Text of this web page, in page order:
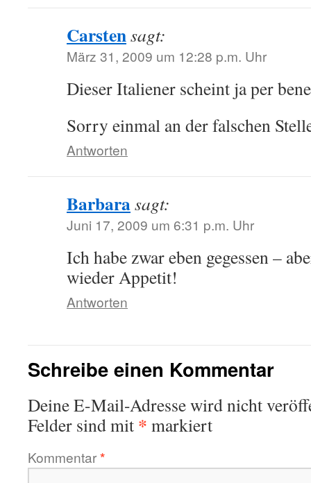
Carstensagt:
März 31, 2009 um 12:28 p.m. Uhr
Dieser Italiener scheint ja per
Sorry einmal an der falschen
Antworten
Barbarasagt:
Juni 17, 2009 um 6:31 p.m. Uhr
Ich habe zwar eben gegessen –
wieder Appetit!
Antworten
Schreibe einen Kommentar
Deine E-Mail-Adresse wird nicht
Felder sind mit * markiert
Kommentar*